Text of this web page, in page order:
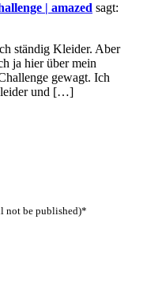
| amazed sagt:
ständig Kleider. Aber
ja hier über mein
gewagt. Ich
und […]
not be published)*